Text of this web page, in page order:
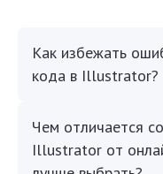
Как избежать
кода в Illustrator?
Чем отличается
Illustrator от